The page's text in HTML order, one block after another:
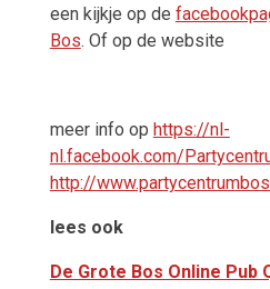
een kijkje op de
Bos. Of op de website
meer info op https://nl-
nl.facebook.com/
http://
lees ook
De Grote Bos Online Pub